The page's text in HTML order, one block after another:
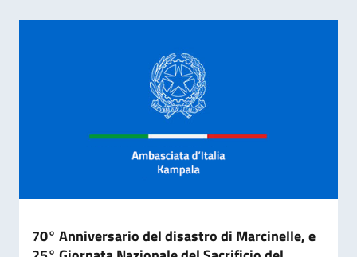
70° Anniversario del disastro di Marcinelle, e